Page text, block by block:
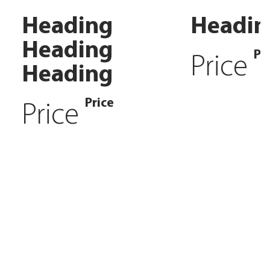
Heading
Heading
Heading
Price Price
Price